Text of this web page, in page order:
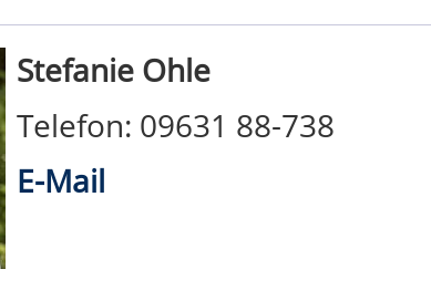
Stefanie Ohle
Telefon: 09631 88-738
E-Mail